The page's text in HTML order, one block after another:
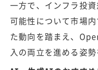
一方で、インフラ投
可能性について市場
た動向を踏まえ、
入の両立を進める姿勢